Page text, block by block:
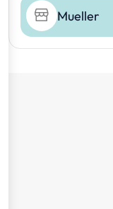
Mueller